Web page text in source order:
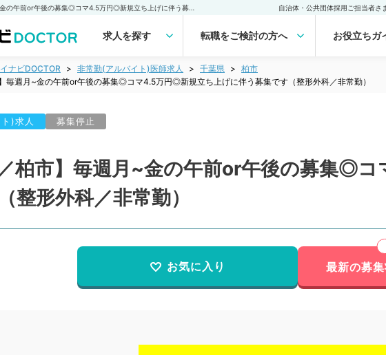
自治体・公共団体採用ご担当者さ
求人を探す 転職をご検討の方へ お役立ちガ
ナビDOCTOR 非常勤(アルバイト)医師求人 千葉県
柏市
毎週月~金の午前or午後の募集◎コマ4.5万円◎新規立ち上げに伴う募集です（整形外科／非常勤）
)求人 募集停止
／柏市】毎週月~金の午前or午後の募集◎
整形外科／非常勤）
お気に入り 最新の募